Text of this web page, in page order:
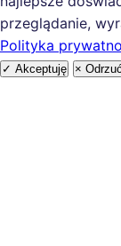
przeglądanie,
Polityka
✓ Akceptuję × Odrzuć